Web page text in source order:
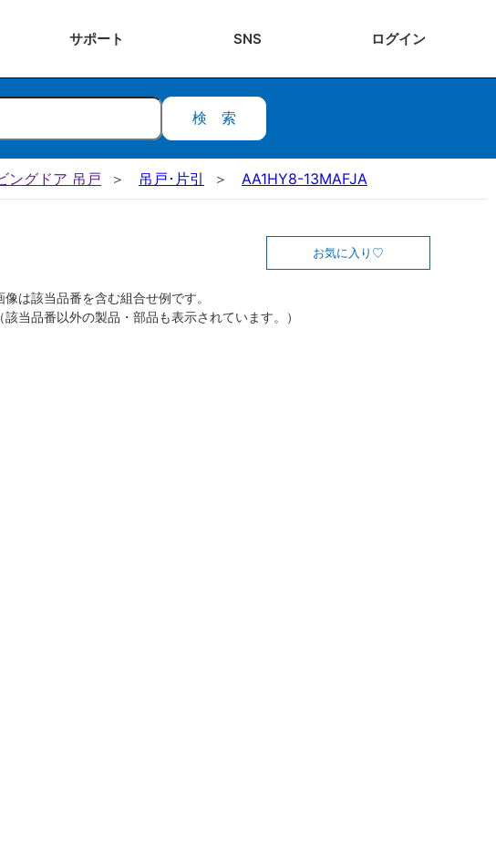
サポート SNS ログイン
検索
ングドア 吊戸 吊戸･片引 AA1HY8-13MAFJA
お気に入り
像は該当品番を含む組合せ例です。
（該当品番以外の製品・部品も表示されています。）